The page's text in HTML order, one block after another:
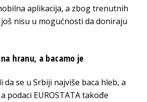
aplikacija, a zbog trenutnih
nisu u mogućnosti da doniraju
hranu, a bacamo je
da se u Srbiji najviše baca hleb, a
podaci EUROSTATA takođe